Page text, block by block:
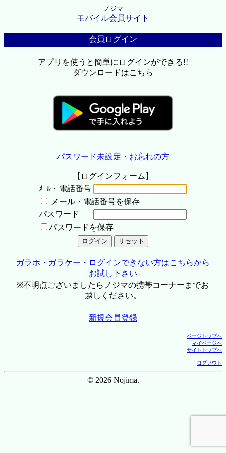
ノジマ
モバイル会員サイト
会員ログイン
アプリを使うと簡単にログインができる!!
ダウンロードはこちら
パスワード未設定・お忘れの方
【ログインフォーム】
ﾒｰﾙ・電話番号
メール・電話番号を保存
パスワード
パスワードを保存
ガラホ・ガラケー・ログインできない方はこちらから
お試し下さい
※不明点ございましたらノジマの携帯コーナーまでお
越しください。
新規会員登録
ページトップへ
マイページへ
サイトトップへ
ログアウト
© 2026 Nojima.